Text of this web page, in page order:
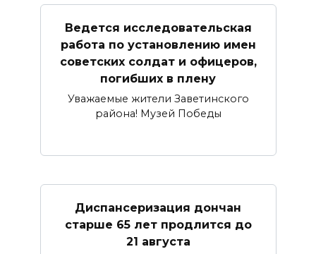
Ведется исследовательская
работа по установлению имен
советских солдат и офицеров,
погибших в плену
Уважаемые жители Заветинского
района! Музей Победы
Диспансеризация дончан
старше 65 лет продлится до
21 августа